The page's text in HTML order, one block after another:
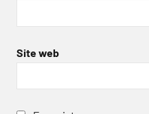
Site web